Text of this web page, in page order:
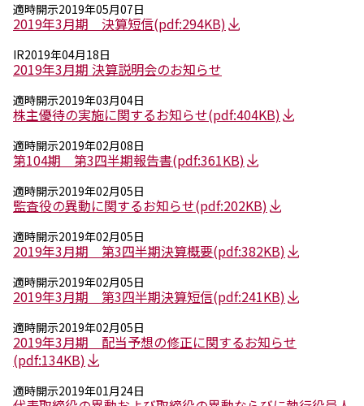
採用情報
新卒採用（総合・事務職）
キャリア採用
適時開示2019年05月07日
2019年3月期 決算短信(pdf:294KB)
IR2019年04月18日
2019年3月期 決算説明会のお知らせ
適時開示2019年03月04日
株主優待の実施に関するお知らせ(pdf:404KB)
適時開示2019年02月08日
第104期 第3四半期報告書(pdf:361KB)
適時開示2019年02月05日
監査役の異動に関するお知らせ(pdf:202KB)
適時開示2019年02月05日
2019年3月期 第3四半期決算概要(pdf:382KB)
適時開示2019年02月05日
2019年3月期 第3四半期決算短信(pdf:241KB)
適時開示2019年02月05日
2019年3月期 配当予想の修正に関するお知らせ
(pdf:134KB)
適時開示2019年01月24日